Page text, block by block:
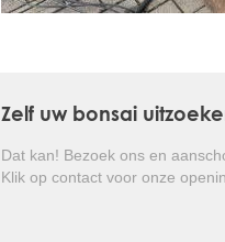
Zelf uw bonsai
Dat kan! Bezoek ons en
Klik op contact voor onze